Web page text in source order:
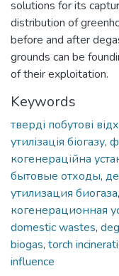
solutions for its
distribution of
before and after
grounds can be
of their exploitation.
Keywords
тверді побутові
утилізація біогазу,
когенераційна
бытовые отходы,
утилизация биогаза,
когенерационная
domestic wastes,
biogas, torch
influence